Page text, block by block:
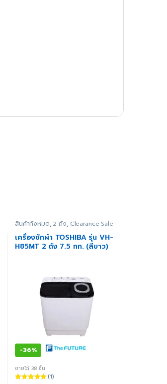
สินค้าทั้งหมด, 2 ถัง, Clearance Sale
Home Appliance Fair สินค้า
ขายดี,เครื่องซักผ้า,เครื่องใช้ไฟฟ้า
ภายในบ้าน
เครื่องซักผ้า TOSHIBA รุ่น VH-
H85MT 2 ถัง 7.5 กก. (สีขาว)
-36%
ขายได้ 38 ชิ้น
(1)